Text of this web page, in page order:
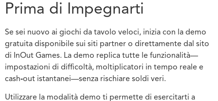
Prima di Impegnarti
Se sei nuovo ai giochi da tavolo veloci, inizia con la demo
gratuita disponibile sui siti partner o direttamente dal sito
di InOut Games. La demo replica tutte le funzionalità—
impostazioni di difficoltà, moltiplicatori in tempo reale e
cash‑out istantanei—senza rischiare soldi veri.
Utilizzare la modalità demo ti permette di esercitarti a